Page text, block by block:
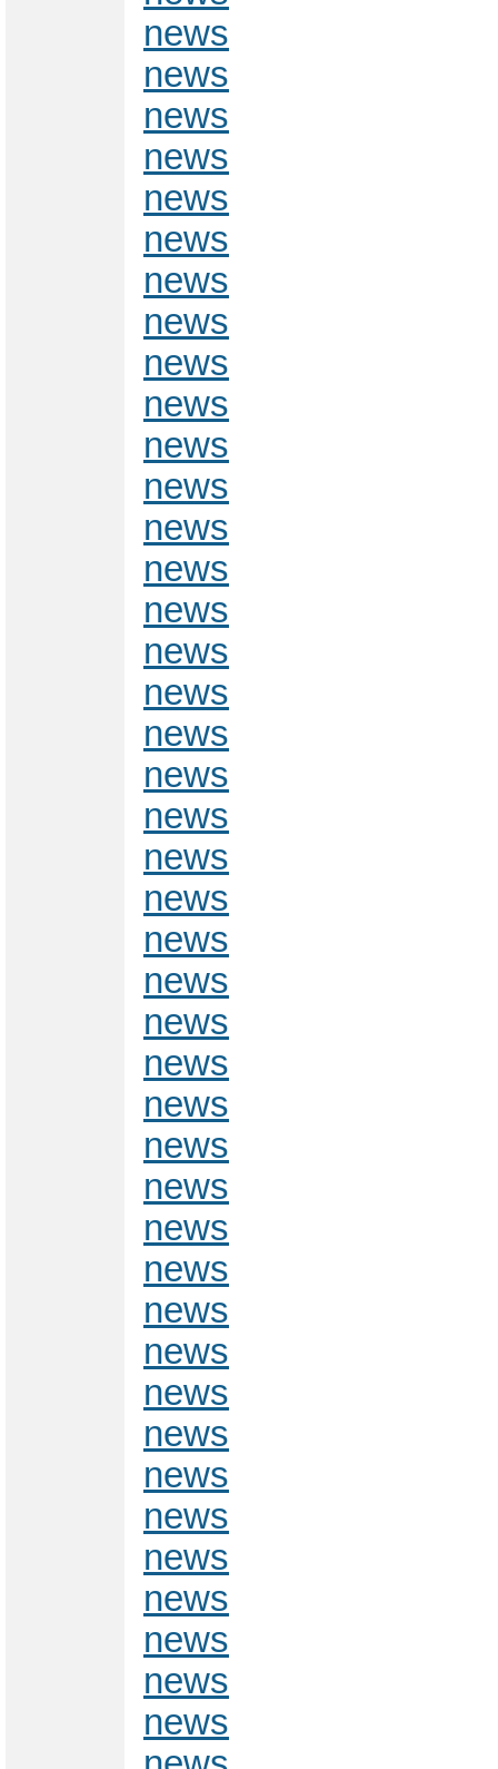
news
news
news
news
news
news
news
news
news
news
news
news
news
news
news
news
news
news
news
news
news
news
news
news
news
news
news
news
news
news
news
news
news
news
news
news
news
news
news
news
news
news